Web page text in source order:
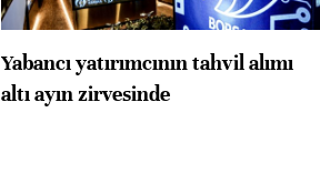
Yabancı yatırımcının tahvil alımı
altı ayın zirvesinde